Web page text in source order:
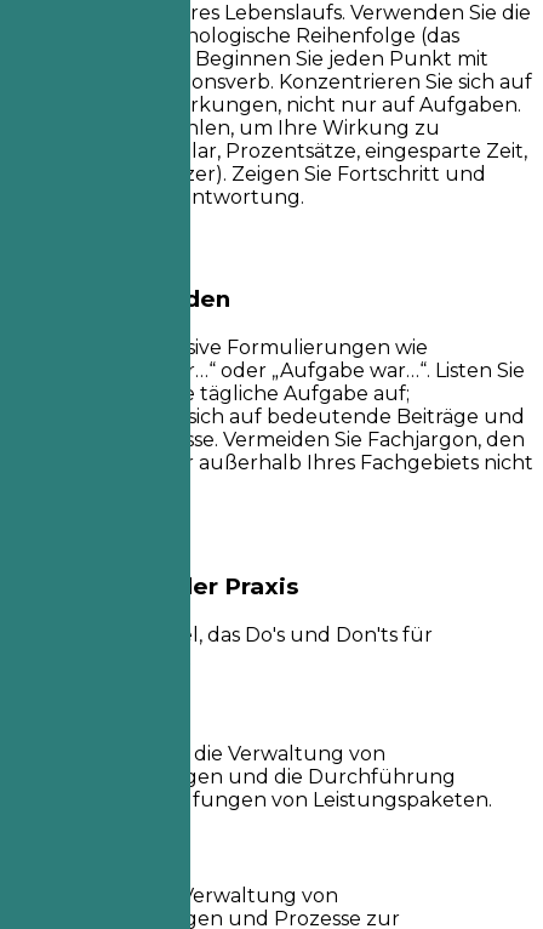
Dies ist der Kern Ihres Lebenslaufs. Verwenden Sie die
umgekehrte chronologische Reihenfolge (das
Aktuellste zuerst). Beginnen Sie jeden Punkt mit
einem starken Aktionsverb. Konzentrieren Sie sich auf
Erfolge und Auswirkungen, nicht nur auf Aufgaben.
Verwenden Sie Zahlen, um Ihre Wirkung zu
quantifizieren (Dollar, Prozentsätze, eingesparte Zeit,
betroffene Benutzer). Zeigen Sie Fortschritt und
zunehmende Verantwortung.
Besser vermeiden
Vermeiden Sie passive Formulierungen wie
„Verantwortlich für…“ oder „Aufgabe war…“. Listen Sie
nicht jede einzelne tägliche Aufgabe auf;
konzentrieren Sie sich auf bedeutende Beiträge und
messbare Ergebnisse. Vermeiden Sie Fachjargon, den
Personalvermittler außerhalb Ihres Fachgebiets nicht
Beispiele aus der Praxis
Praktisches Beispiel, das Do's und Don'ts für
Verantwortlich für die Verwaltung von
Mitarbeiterleistungen und die Durchführung
jährlicher Überprüfungen von Leistungspaketen.
Optimierung der Verwaltung von
Mitarbeiterleistungen und Prozesse zur